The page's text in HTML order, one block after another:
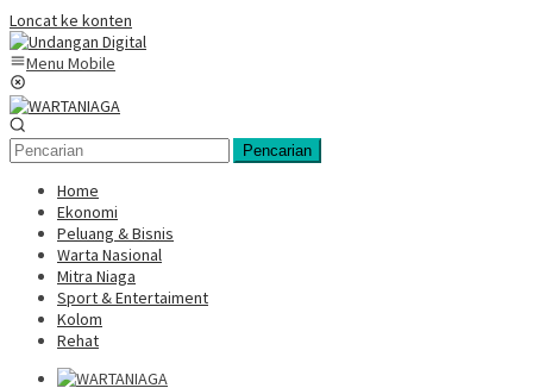
Loncat ke konten
Menu Mobile
Pencarian
Home
Ekonomi
Peluang & Bisnis
Warta Nasional
Mitra Niaga
Sport & Entertaiment
Kolom
Rehat